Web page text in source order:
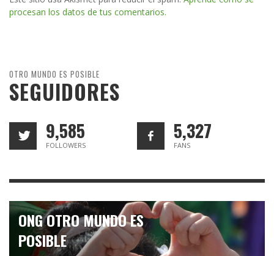
procesan los datos de tus comentarios.
OTRO MUNDO ES POSIBLE
SEGUIDORES
9,585
FOLLOWERS
5,327
FANS
ONG OTRO MUNDO ES
POSIBLE